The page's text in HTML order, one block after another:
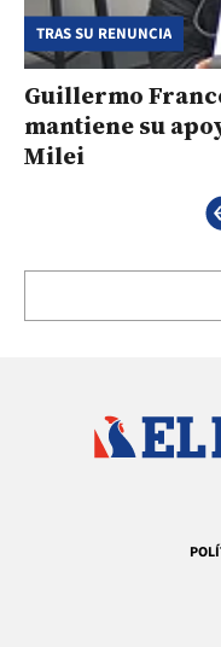
TRAS SU RENUNCIA
Guillermo
mantiene su
Milei